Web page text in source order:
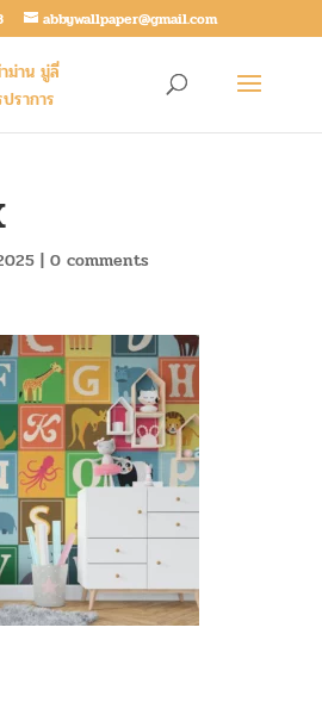
abbywallpaper@gmail.com
| 0 comments